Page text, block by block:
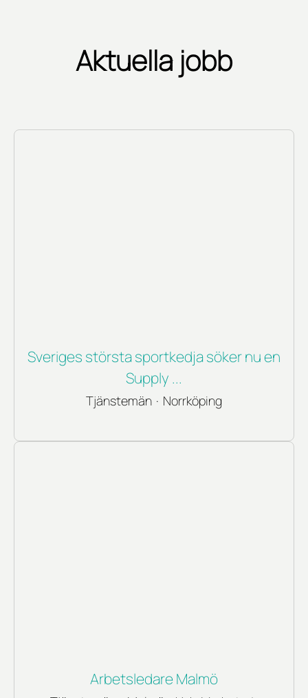
Aktuella jobb
Sveriges största sportkedja söker nu en
Supply ...
Tjänstemän · Norrköping
Arbetsledare Malmö